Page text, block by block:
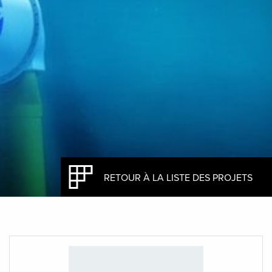
RETOUR À LA LISTE DES PROJETS